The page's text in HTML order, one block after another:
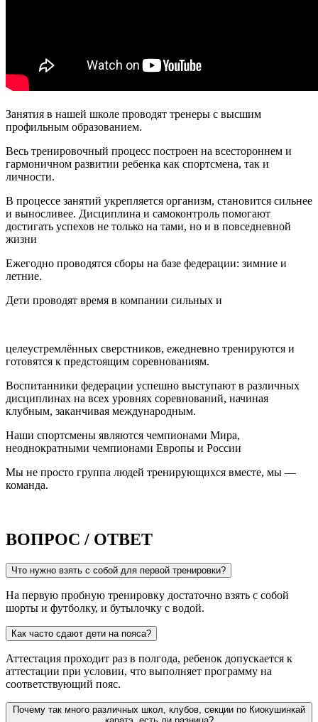
Занятия в нашей школе проводят тренеры с высшим
профильным образованием.
Весь тренировочный процесс построен на всестороннем и
гармоничном развитии ребенка как спортсмена, так и
личности.
В процессе занятий укрепляется организм, становится сильнее
и выносливее. Дисциплина и самоконтроль помогают
достигать успехов не только на тами, но и в повседневной
жизни
Ежегодно проводятся сборы на базе федерации: зимние и
летние.
Дети проводят время в компании сильных и
целеустремлённых сверстников, ежедневно тренируются и
готовятся к предстоящим соревнованиям.
Воспитанники федерации успешно выступают в различных
дисциплинах на всех уровнях соревнований, начиная
клубным, заканчивая международным.
Наши спортсмены являются чемпионами Мира,
неоднократными чемпионами Европы и России
Мы не просто группа людей тренирующихся вместе, мы —
команда.
ВОПРОС / ОТВЕТ
Что нужно взять с собой для первой тренировки?
На первую пробную тренировку достаточно взять с собой
шорты и футболку, и бутылочку с водой.
Как часто сдают дети на пояса?
Аттестация проходит раз в полгода, ребенок допускается к
аттестации при условии, что выполняет программу на
соответствующий пояс.
Почему так много различных школ, клубов, секции по Киокушинкай